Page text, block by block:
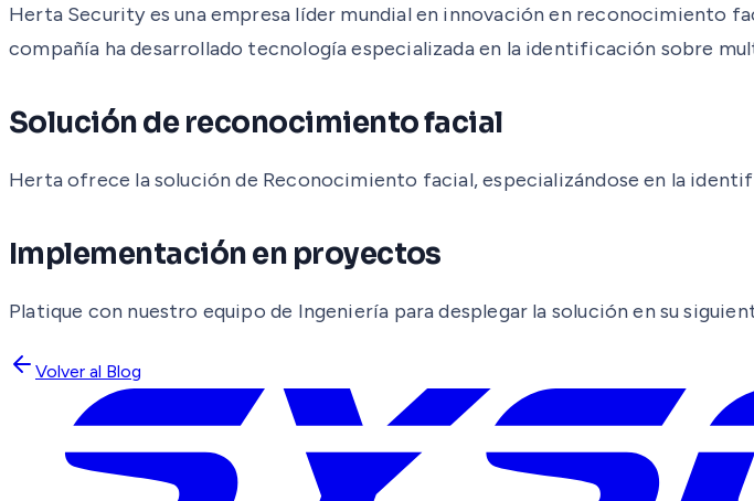
Herta Security es una empresa líder mundial en innovación en reconocimiento
compañía ha desarrollado tecnología especializada en la identificación sobre
Solución de reconocimiento facial
Herta ofrece la solución de Reconocimiento facial, especializándose en la
Implementación en proyectos
Platique con nuestro equipo de Ingeniería para desplegar la solución en su
Volver al Blog